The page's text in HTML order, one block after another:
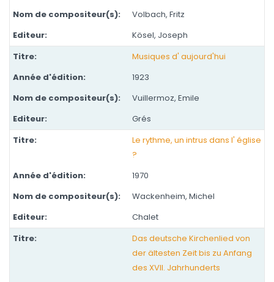
Volbach, Fritz
Kösel, Joseph
Musiques d' aujourd'hui
1923
Vuillermoz, Emile
Grés
Le rythme, un intrus dans l' église
?
1970
Wackenheim, Michel
Chalet
Das deutsche Kirchenlied von
der ältesten Zeit bis zu Anfang
des XVII. Jahrhunderts